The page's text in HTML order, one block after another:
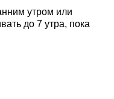
утром или
до 7 утра, пока